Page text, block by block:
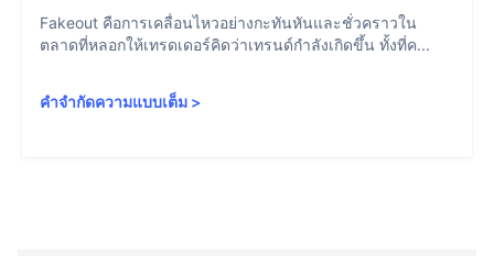
Fakeout คือการเคลื่อนไหวอย่างกะทันหันและชั่วคราวใน
ตลาดที่หลอกให้เทรดเดอร์คิดว่าเทรนด์กำลังเกิดขึ้น ทั้งที่ค...
คำจำกัดความแบบเต็ม >